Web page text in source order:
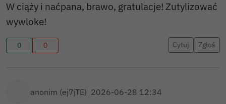
W ciąży i naćpana, brawo, gratulacje! Zutylizować
wywloke!
0 0 Cytuj Zgłoś
anonim (ej7jTE) 2026-06-28 12:34